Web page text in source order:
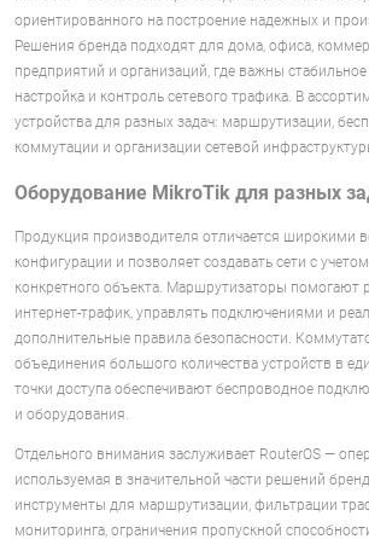
ориентированного на построение надежных и
Решения бренда подходят для дома, офиса,
предприятий и организаций, где важны стабильное
настройка и контроль сетевого трафика. В
устройства для разных задач: маршрутизации,
коммутации и организации сетевой
Оборудование MikroTik для разных
Продукция производителя отличается широкими
конфигурации и позволяет создавать сети с
конкретного объекта. Маршрутизаторы помогают
интернет-трафик, управлять подключениями и
дополнительные правила безопасности.
объединения большого количества устройств в
точки доступа обеспечивают беспроводное
и оборудования.
Отдельного внимания заслуживает RouterOS —
используемая в значительной части решений
инструменты для маршрутизации, фильтрации
мониторинга, ограничения пропускной